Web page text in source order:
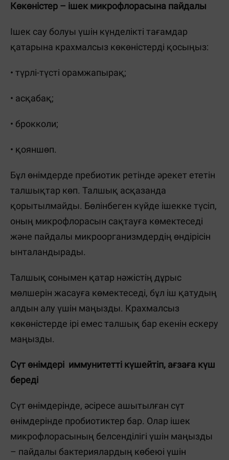
Көкөністер – ішек микрофлорасына пайдалы
Ішек сау болуы үшін күнделікті тағамдар
қатарына крахмалсыз көкөністерді қосыңыз:
• түрлі-түсті орамжапырақ;
• асқабақ;
• брокколи;
• қояншөп.
Бұл өнімдерде пребиотик ретінде әрекет ететін
талшықтар көп. Талшық асқазанда
қорытылмайды. Бөлінбеген күйде ішекке түсіп,
оның микрофлорасын сақтауға көмектеседі
және пайдалы микроорганизмдердің өндірісін
ынталандырады.
Талшық сонымен қатар нәжістің дұрыс
мөлшерін жасауға көмектеседі, бұл іш қатудың
алдын алу үшін маңызды. Крахмалсыз
көкөністерде ірі емес талшық бар екенін ескеру
маңызды.
Сүт өнімдері иммунитетті күшейтіп, ағзаға күш
береді
Сүт өнімдерінде, әсіресе ашытылған сүт
өнімдерінде пробиотиктер бар. Олар ішек
микрофлорасының белсенділігі үшін маңызды
– пайдалы бактериялардың көбеюі үшін